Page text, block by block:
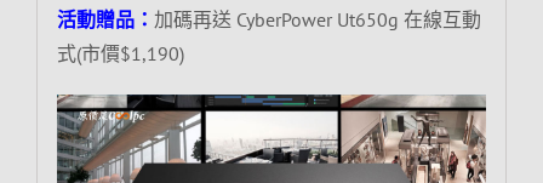
活動贈品： 加碼再送 CyberPower Ut650g 在線互動
式(市價$1,190)